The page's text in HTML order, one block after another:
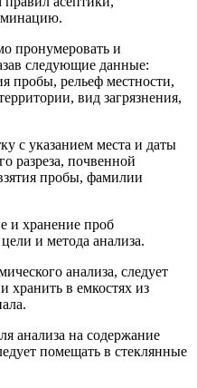
пронумеровать и
следующие данные:
пробы, рельеф местности,
вид загрязнения,
с указанием места и даты
разреза, почвенной
пробы, фамилии
и хранение проб
и метода анализа.
анализа, следует
хранить в емкостях из
анализа на содержание
помещать в стеклянные